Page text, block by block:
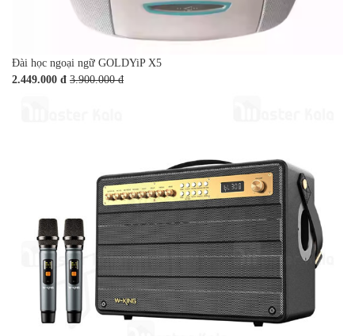
Đài học ngoại ngữ GOLDYiP X5
2.449.000 đ 3.900.000 đ